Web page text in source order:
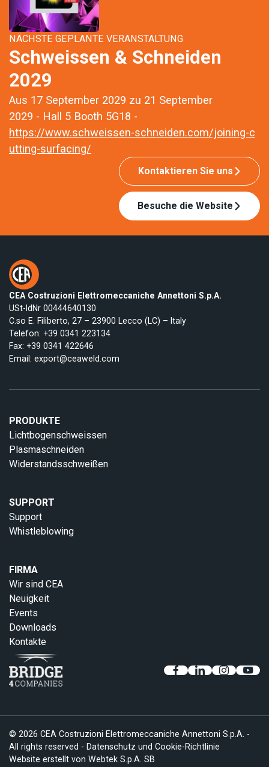
NÄCHSTE GEPLANTE VERANSTALTUNG
Schweissen & Schneiden
2029
Aus 17 September 2029 zu 21 September
2029 - Hall 5 Booth 5G18 -
https://www.schweissen-schneiden.com/joining-c
utting-surfacing/
Kontaktieren Sie uns
Besuche die Website
CEA Costruzioni Elettromeccaniche Annettoni S.p.A.
USt-IdNr 00444640130
C.so E. Filiberto, 27 – 23900 Lecco (LC) – Italy
Telefon: +39 0341 223134
Fax: +39 0341 422646
Email: export@ceaweld.com
PRODUKTE
Lichtbogenschweissen
Plasmaschneiden
Widerstandsschweißen
SUPPORT
Support
Whistleblowing
FIRMA
Wir sind CEA
Neuigkeit
Events
Downloads
Kontakte
© 2026 CEA Costruzioni Elettromeccaniche Annettoni S.p.A. -
All rights reserved - Datenschutz und Cookie-Richtlinie
Website erstellt von Webtek S.p.A. SB